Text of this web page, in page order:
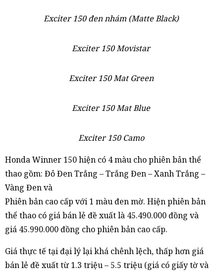
Exciter 150 đen nhám (Matte Black)
Exciter 150 Movistar
Exciter 150 Mat Green
Exciter 150 Mat Blue
Exciter 150 Camo
Honda Winner 150 hiện có 4 màu cho phiên bản thể
thao gồm: Đỏ Đen Trắng – Trắng Đen – Xanh Trắng –
Vàng Đen và
Phiên bản cao cấp với 1 màu đen mờ. Hiện phiên bản
thể thao có giá bán lẻ đề xuất là 45.490.000 đồng và
giá 45.990.000 đồng cho phiên bản cao cấp.
Giá thực tế tại đại lý lại khá chênh lệch, thấp hơn giá
bán lẻ đề xuất từ 1.3 triệu – 5.5 triệu (giá có giấy tờ và